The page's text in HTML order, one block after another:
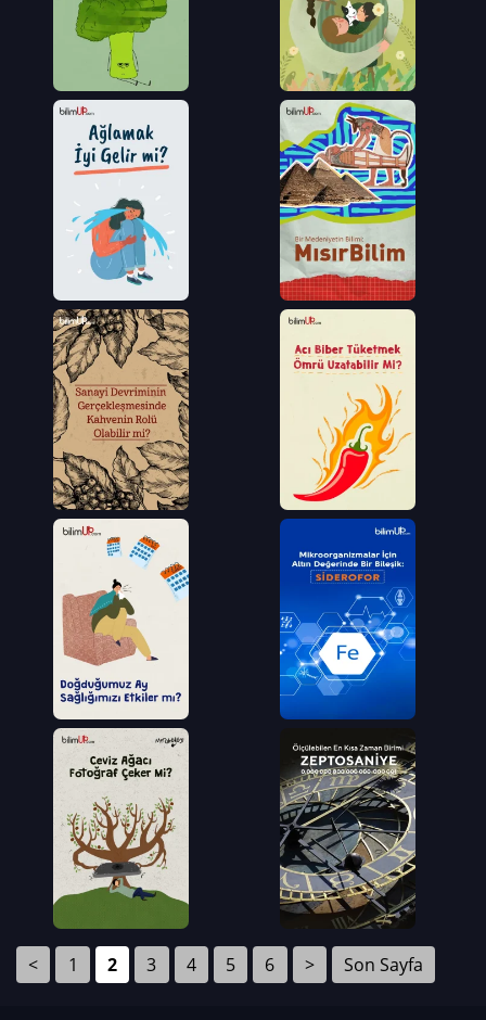
< 1 2 3 4 5 6 > Son Sayfa